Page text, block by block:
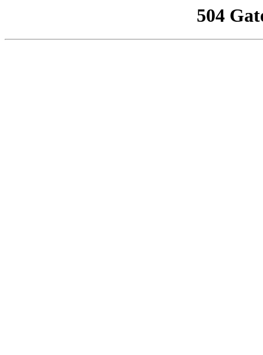
504